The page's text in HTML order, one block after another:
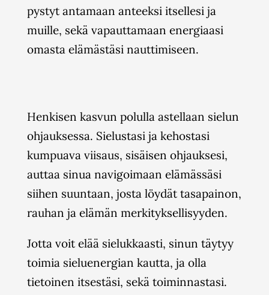
pystyt antamaan anteeksi itsellesi ja
muille, sekä vapauttamaan energiaasi
omasta elämästäsi nauttimiseen.
Henkisen kasvun polulla astellaan sielun
ohjauksessa. Sielustasi ja kehostasi
kumpuava viisaus, sisäisen ohjauksesi,
auttaa sinua navigoimaan elämässäsi
siihen suuntaan, josta löydät tasapainon,
rauhan ja elämän merkityksellisyyden.
Jotta voit elää sielukkaasti, sinun täytyy
toimia sieluenergian kautta, ja olla
tietoinen itsestäsi, sekä toiminnastasi.